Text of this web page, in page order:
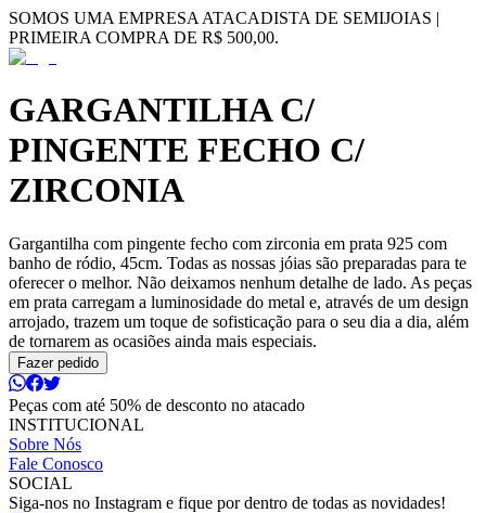
SOMOS UMA EMPRESA ATACADISTA DE SEMIJOIAS |
PRIMEIRA COMPRA DE R$ 500,00.
GARGANTILHA C/
PINGENTE FECHO C/
ZIRCONIA
Gargantilha com pingente fecho com zirconia em prata 925 com
banho de ródio, 45cm. Todas as nossas jóias são preparadas para te
oferecer o melhor. Não deixamos nenhum detalhe de lado. As peças
em prata carregam a luminosidade do metal e, através de um design
arrojado, trazem um toque de sofisticação para o seu dia a dia, além
de tornarem as ocasiões ainda mais especiais.
Fazer pedido
Peças com até 50% de desconto no atacado
INSTITUCIONAL
Sobre Nós
Fale Conosco
SOCIAL
Siga-nos no Instagram e fique por dentro de todas as novidades!